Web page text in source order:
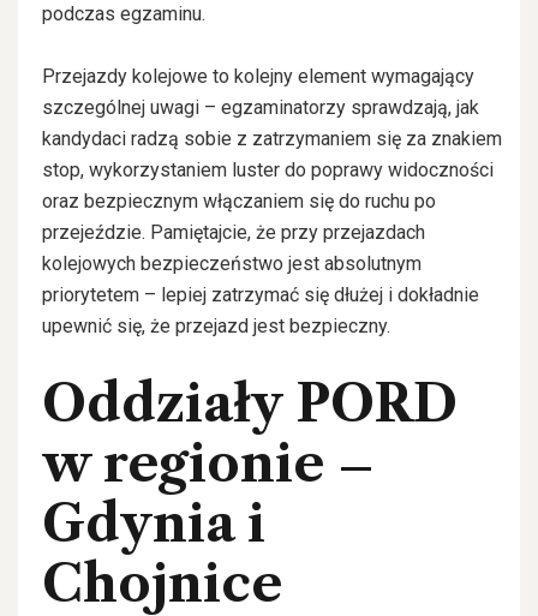
podczas egzaminu.
Przejazdy kolejowe to kolejny element wymagający
szczególnej uwagi – egzaminatorzy sprawdzają, jak
kandydaci radzą sobie z zatrzymaniem się za znakiem
stop, wykorzystaniem luster do poprawy widoczności
oraz bezpiecznym włączaniem się do ruchu po
przejeździe. Pamiętajcie, że przy przejazdach
kolejowych bezpieczeństwo jest absolutnym
priorytetem – lepiej zatrzymać się dłużej i dokładnie
upewnić się, że przejazd jest bezpieczny.
Oddziały PORD
w regionie –
Gdynia i
Chojnice